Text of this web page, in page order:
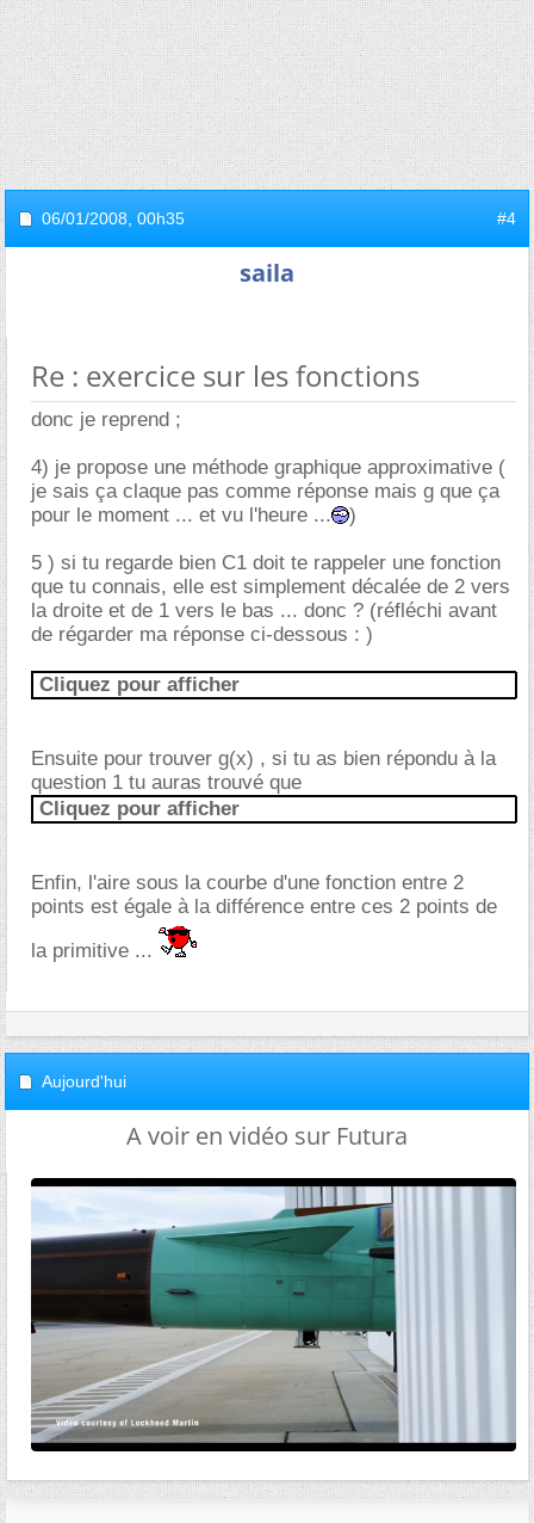
06/01/2008, 00h35 #4
saila
Re : exercice sur les fonctions
donc je reprend ;
4) je propose une méthode graphique approximative (
je sais ça claque pas comme réponse mais g que ça
pour le moment ... et vu l'heure ...
)
5 ) si tu regarde bien C1 doit te rappeler une fonction
que tu connais, elle est simplement décalée de 2 vers
la droite et de 1 vers le bas ... donc ? (réfléchi avant
de régarder ma réponse ci-dessous : )
Cliquez pour afficher
Ensuite pour trouver g(x) , si tu as bien répondu à la
question 1 tu auras trouvé que
Cliquez pour afficher
Enfin, l'aire sous la courbe d'une fonction entre 2
points est égale à la différence entre ces 2 points de
la primitive ...
Aujourd'hui
A voir en vidéo sur Futura